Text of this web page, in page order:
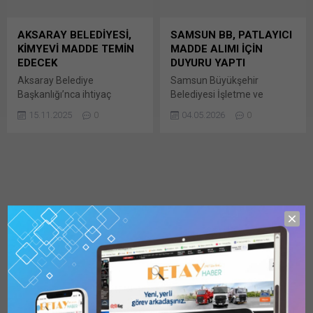
Arıtma Koku Giderim
Kimyasalı: Bunu paylaş: X'te
paylaşmak için tıklayın (Yeni
üzerinden paylaşmak için
tıklayın (Yeni pencerede
açılır) LinkedIn WhatsApp'ta
(Yeni pencerede açılır) X
Linkedln üzerinden
paylaşmak için tıklayın (Yeni
WhatsApp'ta paylaşmak için
tıklayın (Yeni pencerede
açılır) WhatsApp
AKSARAY BELEDİYESİ,
KİMYEVİ MADDE TEMİN
EDECEK
Aksaray Belediye
Başkanlığı’nca ihtiyaç
numaralı dosya konusu
pencerede açılır) X Linkedln
üzerinden paylaşmak için
tıklayın (Yeni pencerede
açılır) LinkedIn WhatsApp'ta
paylaşmak için tıklayın (Yeni
pencerede açılır) WhatsApp
Facebook'ta paylaşmak için
tıklayın (Yeni...
15.11.2025 0
SAMSUN BB, PATLAYICI
MADDE ALIMI İÇİN
DUYURU YAPTI
Samsun Büyükşehir
Belediyesi İşletme ve
tarafından yapılan duyuruya
Bunu paylaş: X'te
paylaşmak için tıklayın (Yeni
pencerede açılır) X Linkedln
üzerinden paylaşmak için
tıklayın (Yeni pencerede
açılır) LinkedIn WhatsApp'ta
paylaşmak için tıklayın (Yeni
pencerede açılır) WhatsApp
04.05.2026 0
DETAY-1957 (8 Haziran
2026) Sınai Ham ve
Yardımcı Madde
İhaleleri…
KAYSERİ ŞEKER LİNYİT